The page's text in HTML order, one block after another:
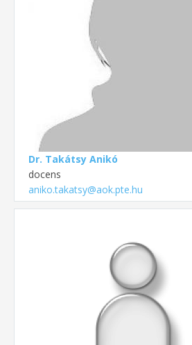
Dr. Takátsy Anikó
docens
aniko.takatsy@aok.pte.hu